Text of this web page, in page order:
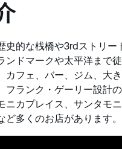
史的な桟橋や3rdストリー
ンドマークや太平洋まで
カフェ、バー、ジム、大
フランク・ゲーリー設計
ニカプレイス、サンタモ
ど多くのお店があります。